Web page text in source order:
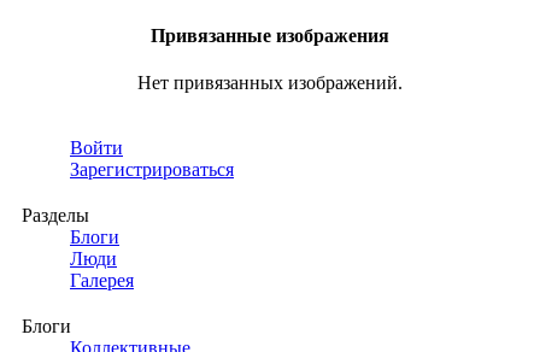
Привязанные изображения
Нет привязанных изображений.
Войти
Зарегистрироваться
Разделы
Блоги
Люди
Галерея
Блоги